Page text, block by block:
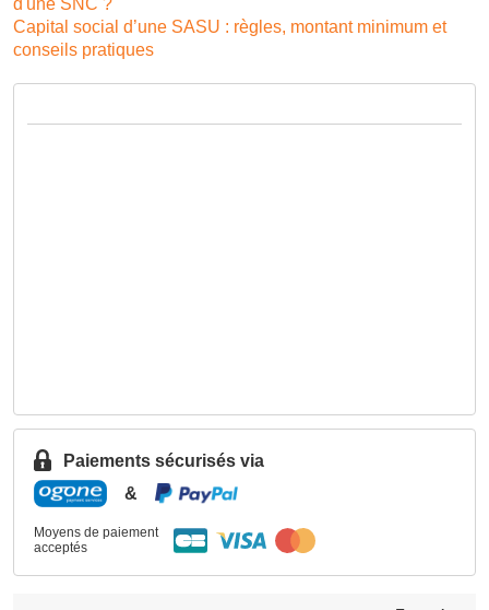
d'une SNC ?
Capital social d’une SASU : règles, montant minimum et
conseils pratiques
Paiements sécurisés via
&
Moyens de paiement
acceptés